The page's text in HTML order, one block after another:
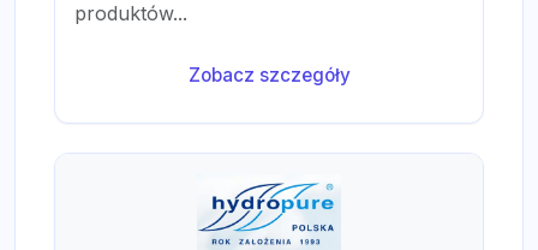
produktów...
Zobacz szczegóły